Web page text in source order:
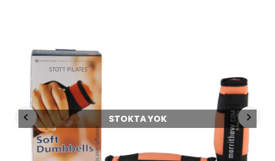
STOKTA YOK